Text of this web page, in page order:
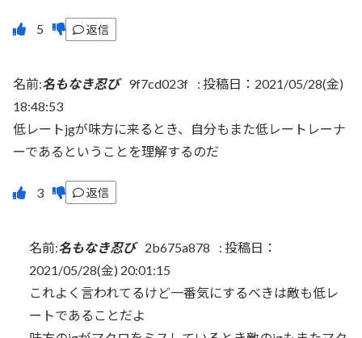
返信
名前:名もなき忍び 9f7cd023f : 投稿日：2021/05/28(金)
18:48:53
低レートjgが味方に来るとき、自分もまた低レートレーナ
ーであるということを理解するのだ
返信
名前:名もなき忍び 2b675a878 : 投稿日：
2021/05/28(金) 20:01:15
これよく言われてるけど一番気にするべきは敵も低レ
ートであることだよ